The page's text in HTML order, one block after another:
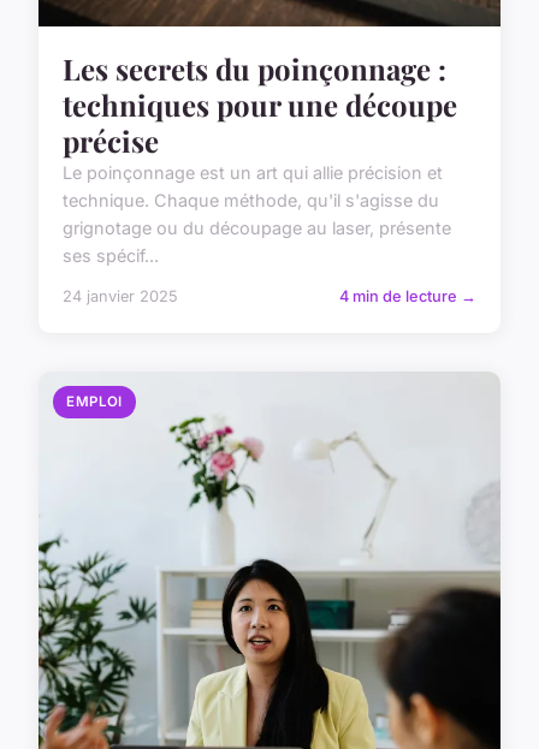
Les secrets du poinçonnage :
techniques pour une découpe
précise
Le poinçonnage est un art qui allie précision et
technique. Chaque méthode, qu'il s'agisse du
grignotage ou du découpage au laser, présente
ses spécif...
24 janvier 2025 4 min de lecture →
EMPLOI